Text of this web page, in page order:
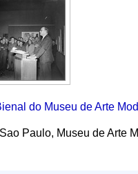
do Museu de Arte
Paulo, Museu de Arte